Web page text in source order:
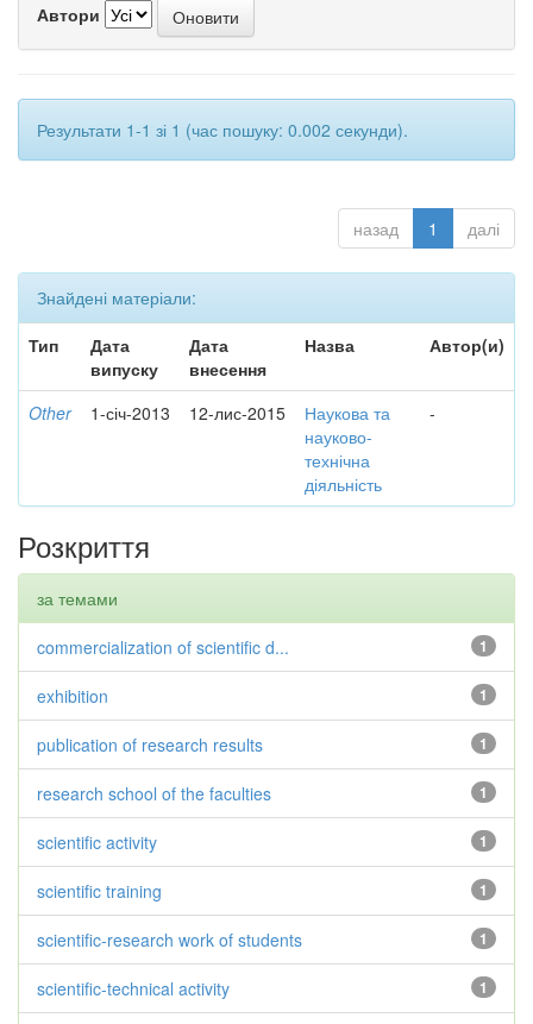
Автори
Результати 1-1 зі 1 (час пошуку: 0.002 секунди).
назад 1 далі
Знайдені матеріали:
Тип
Дата
випуску
Дата
внесення
Назва Автор(и)
Other 1-січ-2013 12-лис-2015
Наукова та
науково-
технічна
діяльність
-
Розкриття
за темами
1
commercialization of scientific d...
1
exhibition
1
publication of research results
1
research school of the faculties
1
scientific activity
1
scientific training
1
scientific-research work of students
1
scientific-technical activity